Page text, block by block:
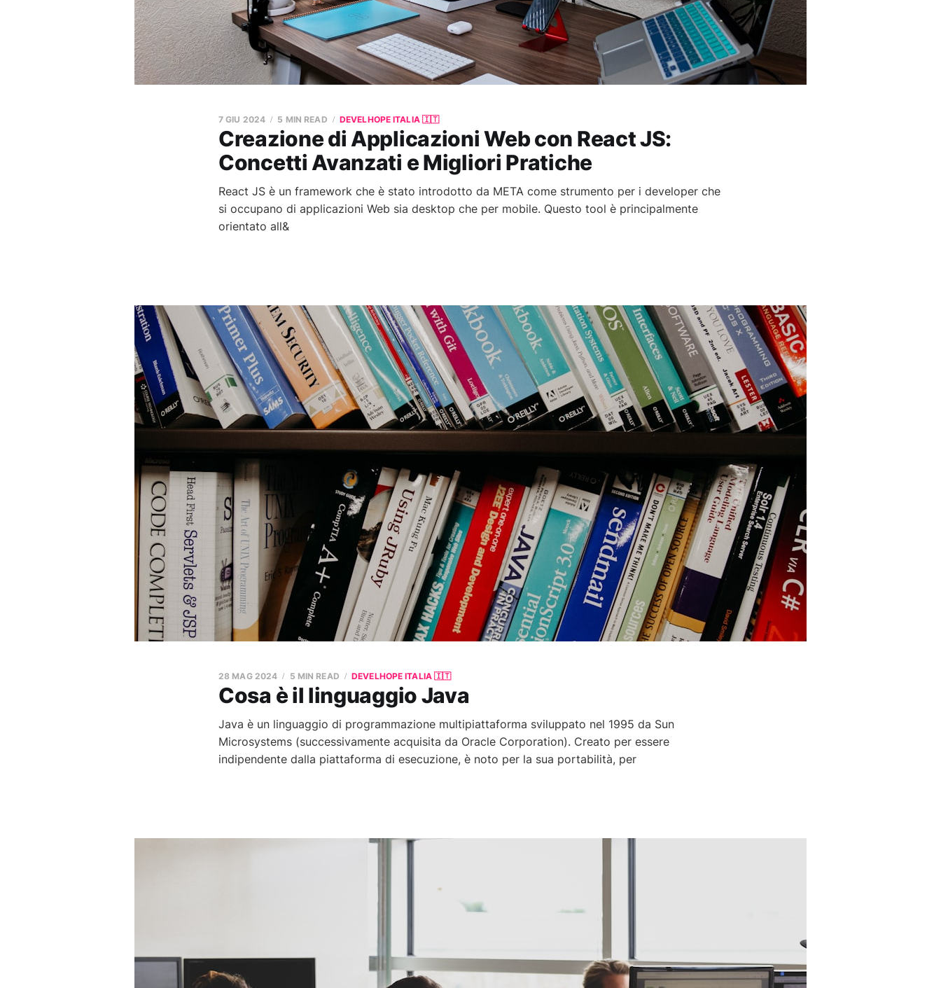
Creazione di Applicazioni Web con React JS:
Concetti Avanzati e Migliori Pratiche
7 GIU 2024 5 MIN READ DEVELHOPE ITALIA 🇮🇹
React JS è un framework che è stato introdotto da META come strumento per i developer che
si occupano di applicazioni Web sia desktop che per mobile. Questo tool è principalmente
orientato all&
Cosa è il linguaggio Java
28 MAG 2024 5 MIN READ DEVELHOPE ITALIA 🇮🇹
Java è un linguaggio di programmazione multipiattaforma sviluppato nel 1995 da Sun
Microsystems (successivamente acquisita da Oracle Corporation). Creato per essere
indipendente dalla piattaforma di esecuzione, è noto per la sua portabilità, per